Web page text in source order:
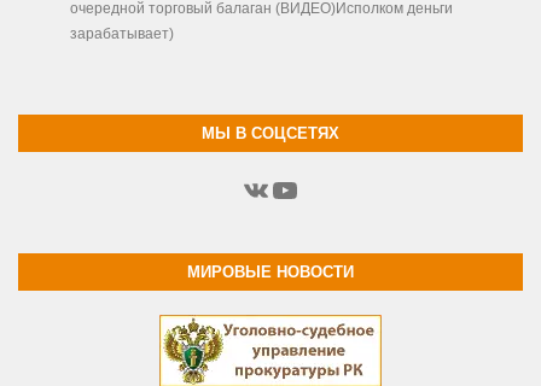
очередной торговый балаган (ВИДЕО)Исполком деньги
зарабатывает)
МЫ В СОЦСЕТЯХ
ВКонтакте
YouTube
МИРОВЫЕ НОВОСТИ